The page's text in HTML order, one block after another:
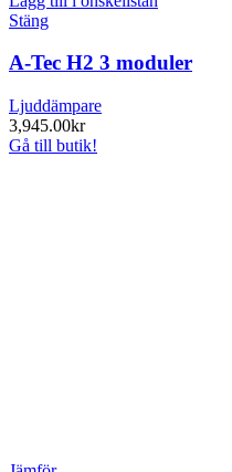
Stäng
A-Tec H2 3 moduler
Ljuddämpare
3,945.00kr
Gå till butik!